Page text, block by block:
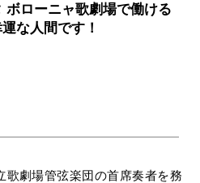
ボローニャ歌劇場で働ける
な人間です！
歌劇場管弦楽団の首席奏者を務